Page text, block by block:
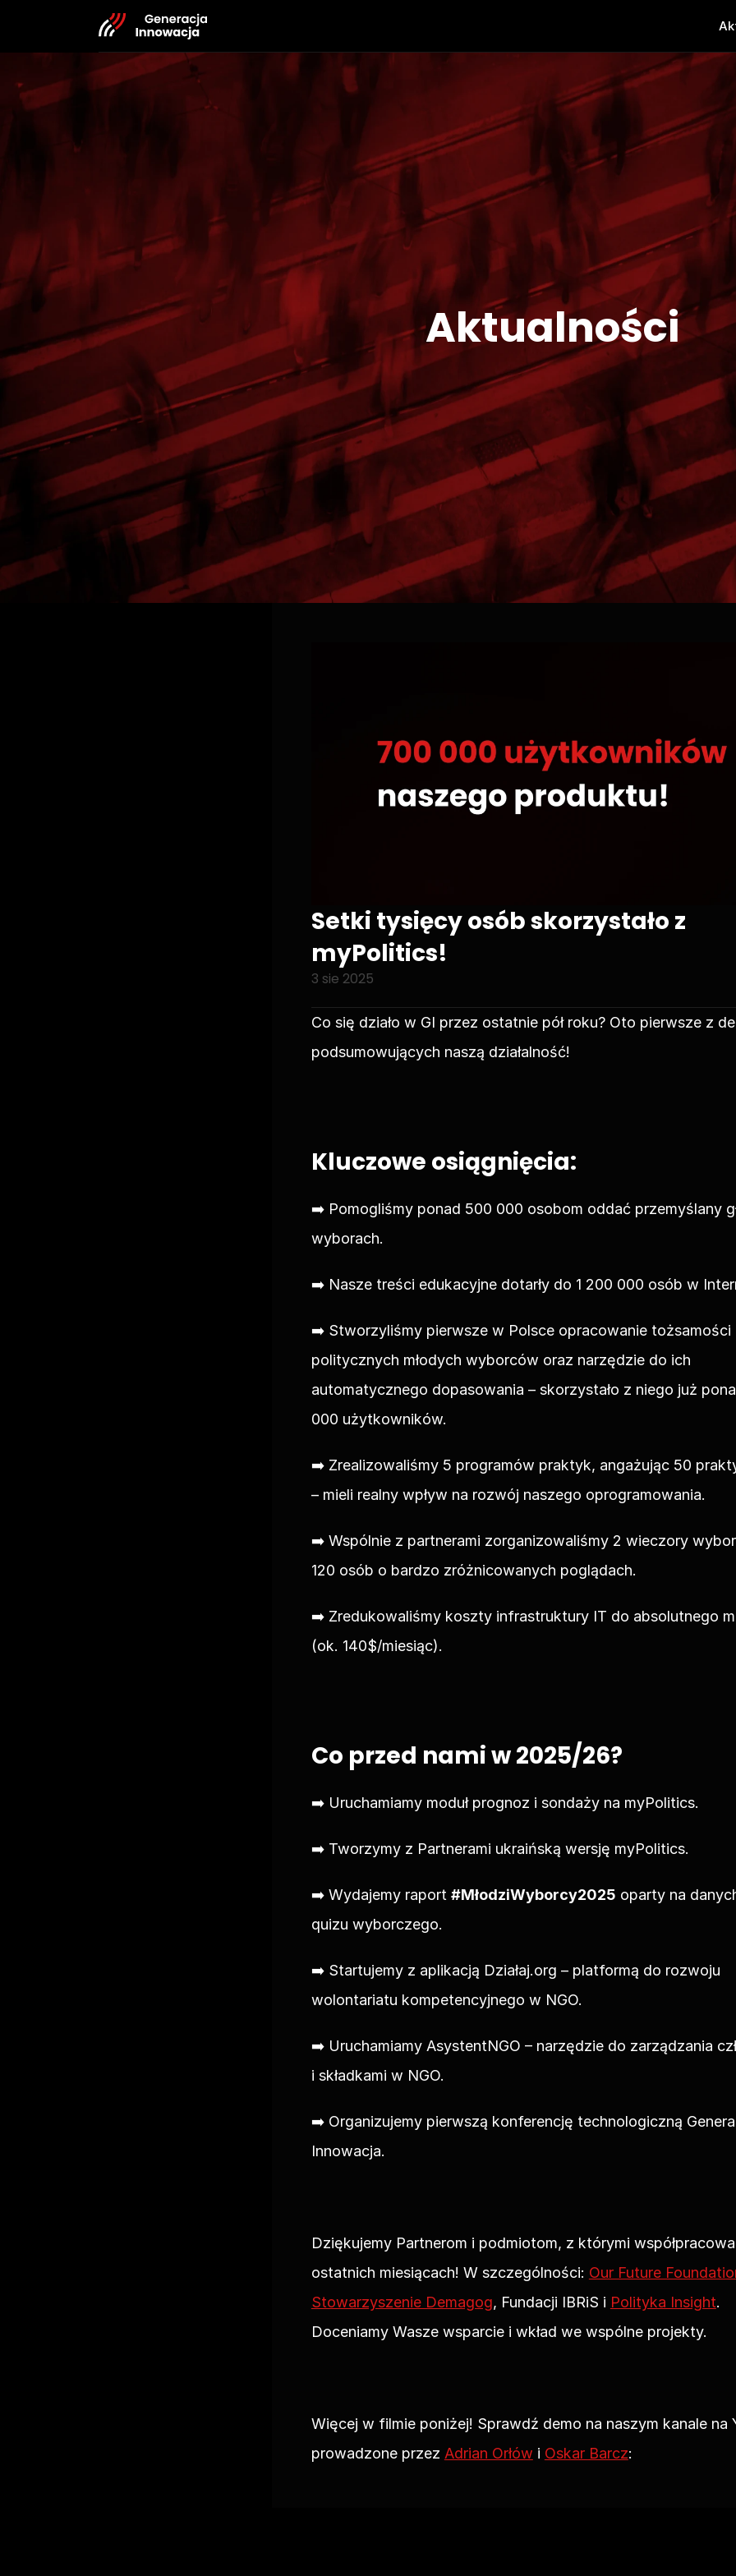
Aktualności
Setki tysięcy osób skorzystało z
myPolitics!
3 sie 2025
Co się działo w GI przez ostatnie pół roku? Oto pierwsze z
podsumowujących naszą działalność!
Kluczowe osiągnięcia:
➡️ Pomogliśmy ponad 500 000 osobom oddać przemyślany
wyborach.
➡️ Nasze treści edukacyjne dotarły do 1 200 000 osób w
➡️ Stworzyliśmy pierwsze w Polsce opracowanie tożsamości
politycznych młodych wyborców oraz narzędzie do ich
automatycznego dopasowania – skorzystało z niego już
000 użytkowników.
➡️ Zrealizowaliśmy 5 programów praktyk, angażując 50
– mieli realny wpływ na rozwój naszego oprogramowania.
➡️ Wspólnie z partnerami zorganizowaliśmy 2 wieczory
120 osób o bardzo zróżnicowanych poglądach.
➡️ Zredukowaliśmy koszty infrastruktury IT do absolutnego
(ok. 140$/miesiąc).
Co przed nami w 2025/26?
➡️ Uruchamiamy moduł prognoz i sondaży na myPolitics.
➡️ Tworzymy z Partnerami ukraińską wersję myPolitics.
➡️ Wydajemy raport #MłodziWyborcy2025 oparty na
quizu wyborczego.
➡️ Startujemy z aplikacją Działaj.org – platformą do rozwoju
wolontariatu kompetencyjnego w NGO.
➡️ Uruchamiamy AsystentNGO – narzędzie do zarządzania
i składkami w NGO.
➡️ Organizujemy pierwszą konferencję technologiczną
Innowacja.
Dziękujemy Partnerom i podmiotom, z którymi
ostatnich miesiącach! W szczególności: Our Future
Stowarzyszenie Demagog, Fundacji IBRiS i Polityka Insight.
Doceniamy Wasze wsparcie i wkład we wspólne projekty.
Więcej w filmie poniżej! Sprawdź demo na naszym kanale na
prowadzone przez Adrian Orłów i Oskar Barcz: